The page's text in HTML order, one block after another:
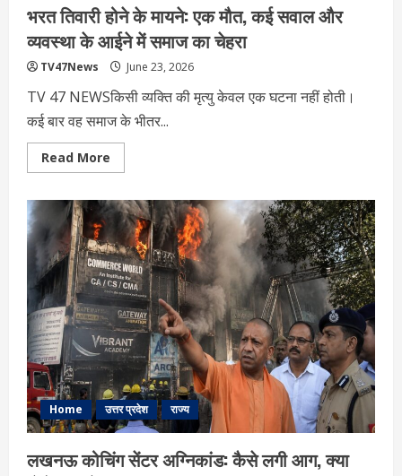
भरत तिवारी होने के मायने: एक मौत, कई सवाल और
व्यवस्था के आईने में समाज का चेहरा
TV47News June 23, 2026
TV 47 NEWSकिसी व्यक्ति की मृत्यु केवल एक घटना नहीं होती।
कई बार वह समाज के भीतर...
Read More
more
तिवारी
होने
के
मायने:
एक
मौत,
कई
सवाल
और
व्यवस्था
के
आईने
में
समाज
का
चेहरा
Home उत्तर प्रदेश राज्य
लखनऊ कोचिंग सेंटर अग्निकांड: कैसे लगी आग, क्या